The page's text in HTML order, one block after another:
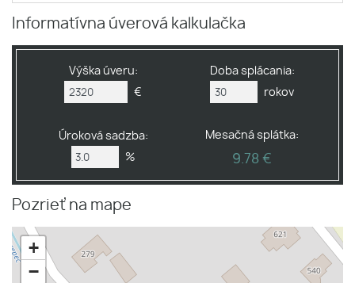
Informatívna úverová kalkulačka
Výška úveru:
€
Doba splácania:
rokov
Úroková sadzba:
%
Mesačná splátka:
9.78 €
Pozrieť na mape
+
−